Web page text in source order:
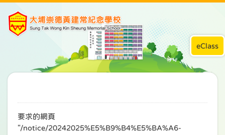
eClass
要求的網頁
"/notice/20242025%E5%B9%B4%E5%BA%A6-